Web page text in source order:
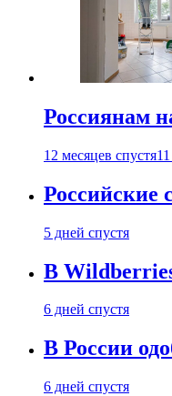
Россиянам
12 месяцев спустя
Российские
5 дней спустя
В
6 дней спустя
В России
6 дней спустя